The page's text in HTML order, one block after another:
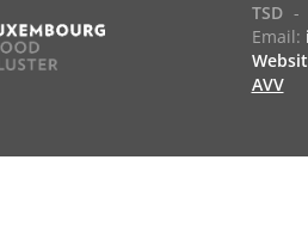
TSD -
Email:
AVV